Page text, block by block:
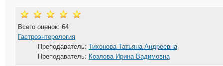
Всего оценок: 64
Гастроэнтерология
Преподаватель: Тихонова Татьяна Андреевна
Преподаватель:
Козлова Ирина Вадимовна